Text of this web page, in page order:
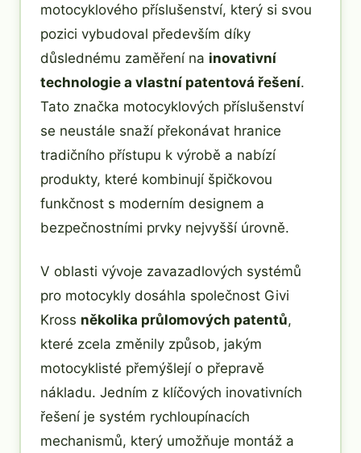
motocyklového příslušenství, který si svou
pozici vybudoval především díky
důslednému zaměření na inovativní
technologie a vlastní patentová řešení.
Tato značka motocyklových příslušenství
se neustále snaží překonávat hranice
tradičního přístupu k výrobě a nabízí
produkty, které kombinují špičkovou
funkčnost s moderním designem a
bezpečnostními prvky nejvyšší úrovně.
V oblasti vývoje zavazadlových systémů
pro motocykly dosáhla společnost Givi
Kross několika průlomových patentů,
které zcela změnily způsob, jakým
motocyklisté přemýšlejí o přepravě
nákladu. Jedním z klíčových inovativních
řešení je systém rychloupínacích
mechanismů, který umožňuje montáž a